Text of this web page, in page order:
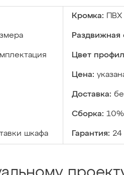
Кромка:
Раздвижная
Цвет
Цена:
Доставка:
Сборка:
шкафа Гарантия: 24